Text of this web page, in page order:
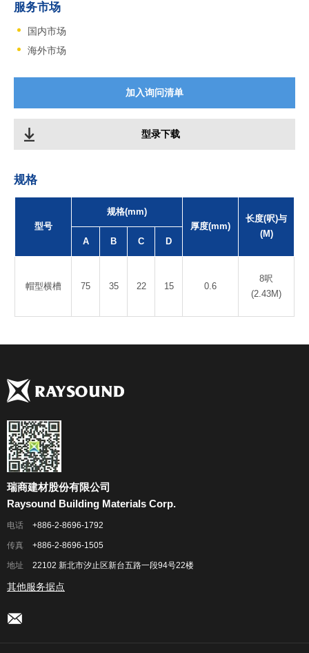
服务市场
国内市场
海外市场
加入询问清单
型录下载
规格
型号
规格(mm)
厚度(mm)
长度(呎)与
(M)
A B C D
帽型横槽 75 35 22 15 0.6
8呎
(2.43M)
瑞商建材股份有限公司
Raysound Building Materials Corp.
电话 +886-2-8696-1792
传真 +886-2-8696-1505
地址 22102 新北市汐止区新台五路一段94号22楼
其他服务据点